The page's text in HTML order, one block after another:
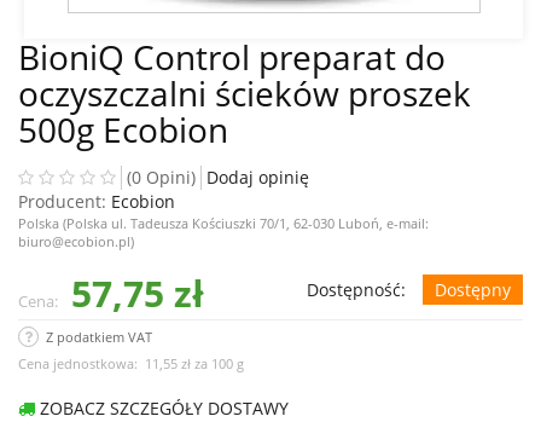
BioniQ Control preparat do
oczyszczalni ścieków proszek
500g Ecobion
(0 Opini) Dodaj opinię
Producent: Ecobion
Polska (Polska ul. Tadeusza Kościuszki 70/1, 62-030 Luboń, e-mail:
biuro@ecobion.pl)
Cena: 57,75 zł Dostępność: Dostępny
Z podatkiem VAT
Cena jednostkowa: 11,55 zł za 100 g
ZOBACZ SZCZEGÓŁY DOSTAWY